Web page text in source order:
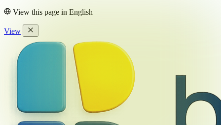
View this page in English
View